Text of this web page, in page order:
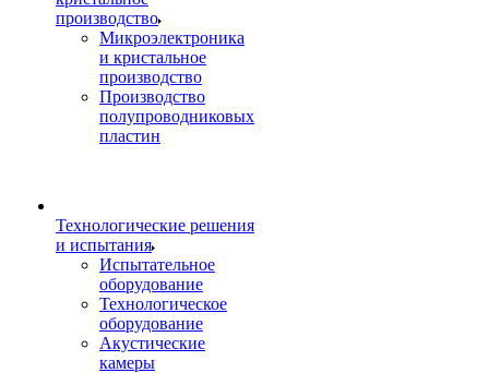
производство
Микроэлектроника
и кристальное
производство
Производство
полупроводниковых
пластин
Технологические решения
и испытания
Испытательное
оборудование
Технологическое
оборудование
Акустические
камеры